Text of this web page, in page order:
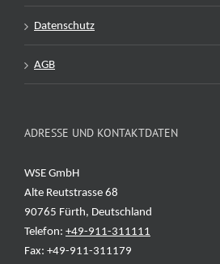
Datenschutz
AGB
ADRESSE UND KONTAKTDATEN
WSE GmbH
Alte Reutstrasse 68
90765 Fürth, Deutschland
Telefon: +49-911-311111
Fax: +49-911-311179